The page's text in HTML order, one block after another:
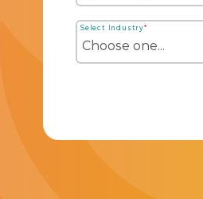
Select Industry*